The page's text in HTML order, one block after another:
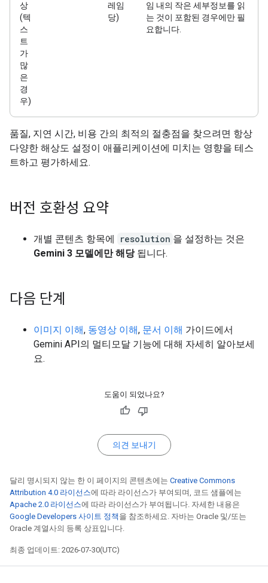
상
(텍
스
트
가
많
은
경
우)
레임
당)
임 내의 작은 세부정보를 읽
는 것이 포함된 경우에만 필
요합니다.
품질, 지연 시간, 비용 간의 최적의 절충점을 찾으려면 항상
다양한 해상도 설정이 애플리케이션에 미치는 영향을 테스
트하고 평가하세요.
버전 호환성 요약
개별 콘텐츠 항목에 resolution 을 설정하는 것은
Gemini 3 모델에만 해당됩니다.
다음 단계
이미지 이해, 동영상 이해, 문서 이해 가이드에서
Gemini API의 멀티모달 기능에 대해 자세히 알아보세
요.
도움이 되었나요?
의견 보내기
달리 명시되지 않는 한 이 페이지의 콘텐츠에는 Creative Commons
Attribution 4.0 라이선스에 따라 라이선스가 부여되며, 코드 샘플에는
Apache 2.0 라이선스에 따라 라이선스가 부여됩니다. 자세한 내용은
Google Developers 사이트 정책 을 참조하세요. 자바는 Oracle 및/또는
Oracle 계열사의 등록 상표입니다.
최종 업데이트: 2026-07-30(UTC)